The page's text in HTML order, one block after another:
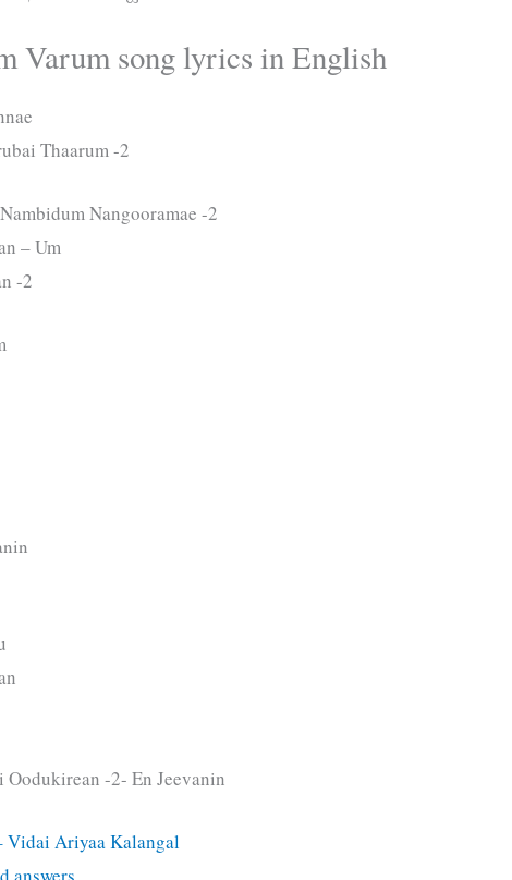
Varum song lyrics in English
Thaarum -2
Nangooramae -2
– Um
-2
-2- En Jeevanin
Ariyaa Kalangal